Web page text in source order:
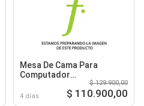
Mesa De Cama Para
Computador
Multifuncional Plegable
Marron Claro
4 días
$ 129.900,00
$ 110.900,00